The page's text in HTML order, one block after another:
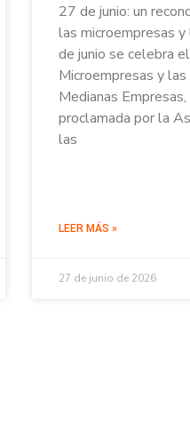
27 de junio: un
las microempresas
de junio se celebra
Microempresas y
Medianas Empresas,
proclamada por la
las
LEER MÁS »
27 de junio de 2026